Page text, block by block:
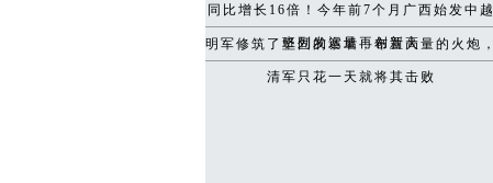
同比增长16倍！今年前7个月广西始发中越
班列发运量再创新高
明军修筑了坚固的寨墙，布置大量的火炮，
清军只花一天就将其击败